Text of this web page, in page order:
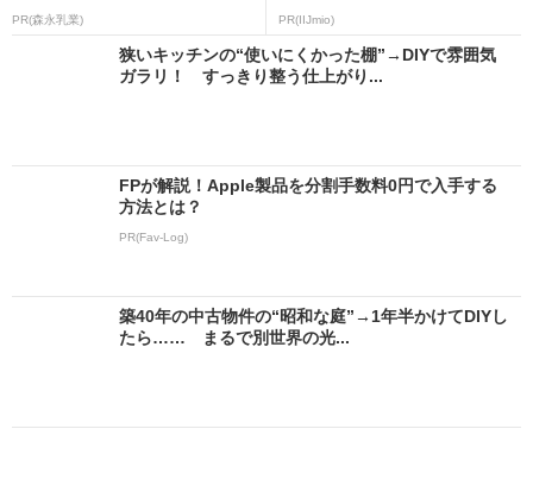
PR(森永乳業) PR(IIJmio)
狭いキッチンの“使いにくかった棚”→DIYで雰囲気
ガラリ！ すっきり整う仕上がり...
FPが解説！Apple製品を分割手数料0円で入手する
方法とは？
PR(Fav-Log)
築40年の中古物件の“昭和な庭”→1年半かけてDIYし
たら…… まるで別世界の光...